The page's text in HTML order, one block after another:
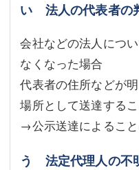
い 法人の代表者の
会社などの法人につ
なくなった場合
代表者の住所などが
場所として送達する
→公示送達によるこ
う 法定代理人の不